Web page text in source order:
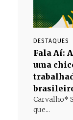
DESTAQUES
Fala Aí:
uma
Carvalho*
que...